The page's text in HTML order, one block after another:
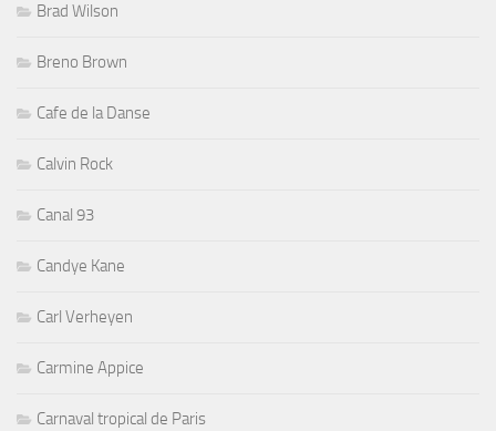
Brad Wilson
Breno Brown
Cafe de la Danse
Calvin Rock
Canal 93
Candye Kane
Carl Verheyen
Carmine Appice
Carnaval tropical de Paris